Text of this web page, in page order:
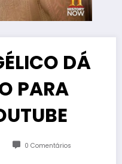
DÁ
PARA
0 Comentários